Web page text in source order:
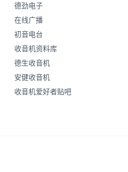
德劲电子
在线广播
初音电台
收音机资料库
德生收音机
安健收音机
收音机爱好者贴吧